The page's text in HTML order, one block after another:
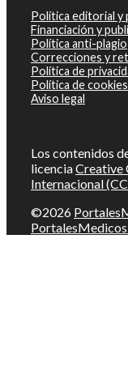
Política editorial y
Financiación y
Política anti-plagio
Correcciones y
Política de
Política de cookies
Aviso legal
Los contenidos
licenciaCreative
Internacional
©2026